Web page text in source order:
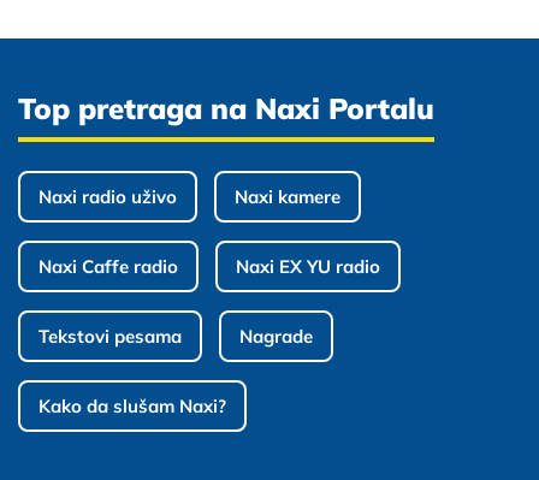
Top pretraga na Naxi Portalu
Naxi radio uživo Naxi kamere
Naxi Caffe radio Naxi EX YU radio
Tekstovi pesama Nagrade
Kako da slušam Naxi?